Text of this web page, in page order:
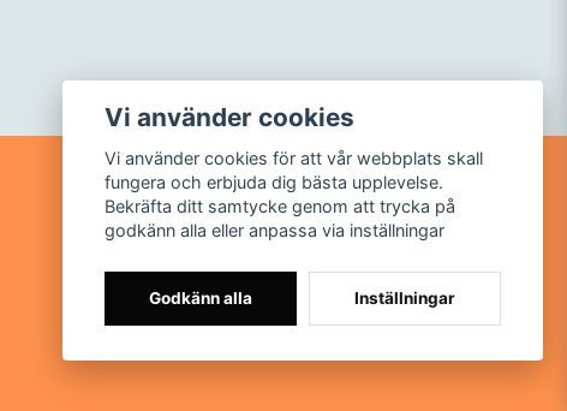
Följ mig
Instagram
Youtube
Vi använder cookies
Vi använder cookies för att vår webbplats skall
fungera och erbjuda dig bästa upplevelse.
Bekräfta ditt samtycke genom att trycka på
godkänn alla eller anpassa via inställningar
Godkänn alla Inställningar